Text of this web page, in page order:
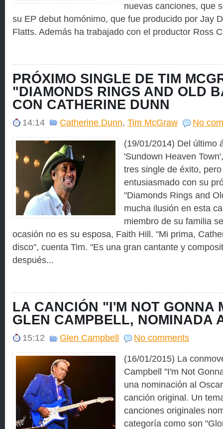
nuevas canciones, que
su EP debut homónimo, que fue producido por Jay
Flatts. Además ha trabajado con el productor Ross
PRÓXIMO SINGLE DE TIM
"DIAMONDS RINGS AND OLD
CON CATHERINE DUNN
14:14 Catherine Dunn, Tim McGraw
No
(19/01/2014) Del último
'Sundown Heaven
tres single de éxito,
entusiasmado con su
"Diamonds Rings and
mucha ilusión en esta
miembro de su familia
ocasión no es su esposa, Faith Hill. "Mi prima,
disco", cuenta Tim. "Es una gran cantante y
después...
LA CANCIÓN "I'M NOT GONNA
GLEN CAMPBELL, NOMINADA
15:12 Glen Campbell
No comments
(16/01/2015) La
Campbell "I'm Not
una nominación al
canción original. Un
canciones originales
categoría como son